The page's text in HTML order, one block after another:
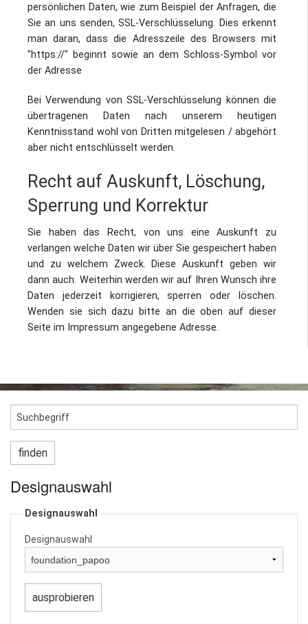
persönlichen Daten, wie zum Beispiel der Anfragen, die
Sie an uns senden, SSL-Verschlüsselung. Dies erkennt
man daran, dass die Adresszeile des Browsers mit
"https://" beginnt sowie an dem Schloss-Symbol vor
der Adresse
Bei Verwendung von SSL-Verschlüsselung können die
übertragenen Daten nach unserem heutigen
Kenntnisstand wohl von Dritten mitgelesen / abgehört
aber nicht entschlüsselt werden.
Recht auf Auskunft, Löschung,
Sperrung und Korrektur
Sie haben das Recht, von uns eine Auskunft zu
verlangen welche Daten wir über Sie gespeichert haben
und zu welchem Zweck. Diese Auskunft geben wir
dann auch. Weiterhin werden wir auf Ihren Wunsch ihre
Daten jederzeit korrigieren, sperren oder löschen.
Wenden sie sich dazu bitte an die oben auf dieser
Seite im Impressum angegebene Adresse.
Designauswahl
Designauswahl
Designauswahl